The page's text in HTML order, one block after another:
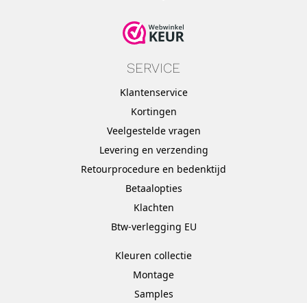
SERVICE
Klantenservice
Kortingen
Veelgestelde vragen
Levering en verzending
Retourprocedure en bedenktijd
Betaalopties
Klachten
Btw-verlegging EU
Kleuren collectie
Montage
Samples